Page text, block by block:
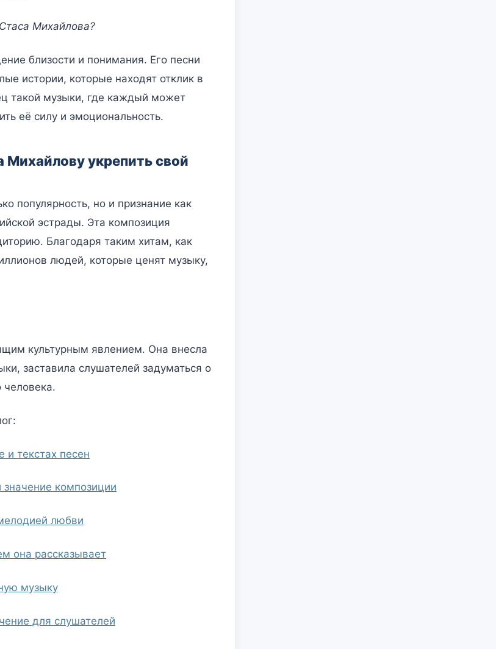
Михайлова?
близости и понимания. Его песни
истории, которые находят отклик в
такой музыки, где каждый может
её силу и эмоциональность.
Михайлову укрепить свой
популярность, но и признание как
эстрады. Эта композиция
Благодаря таким хитам, как
людей, которые ценят музыку,
культурным явлением. Она внесла
заставила слушателей задуматься о
и текстах песен
композиции
любви
она рассказывает
музыку
для слушателей